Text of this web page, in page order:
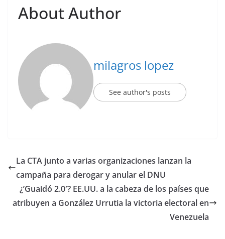
About Author
milagros lopez
See author's posts
La CTA junto a varias organizaciones lanzan la
campaña para derogar y anular el DNU
¿’Guaidó 2.0′? EE.UU. a la cabeza de los países que
atribuyen a González Urrutia la victoria electoral en
Venezuela